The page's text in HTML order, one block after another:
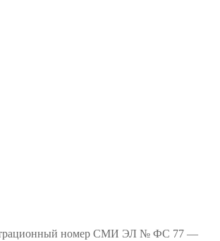
номер СМИ ЭЛ № ФС 77 —